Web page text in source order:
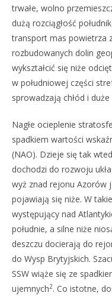
trwałe, wolno
dużą rozciągłość
transport mas powietrza
rozbudowanych dolin
wykształcić się niże
w południowej części
sprowadzają chłód i duże
Nagłe ocieplenie
spadkiem wartości
(NAO). Dzieje się tak
dochodzi do rozwoju
wyż znad rejonu Azorów
pojawiają się niże. W
występujący nad
południe, a silne niże
deszczu docierają do
do Wysp Brytyjskich.
SSW wiąże się ze
ujemnych2. Co istotne,